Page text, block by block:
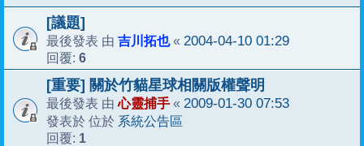
[議題]
最後發表 由 吉川拓也« 2004-04-10 01:29
回覆: 6
[重要] 關於竹貓星球相關版權聲明
最後發表 由心靈捕手 « 2009-01-30 07:53
發表於 位於 系統公告區
回覆: 1